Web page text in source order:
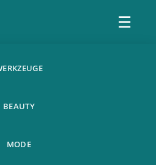
☰
BEAUTY
MODE
Gurtel
Taille